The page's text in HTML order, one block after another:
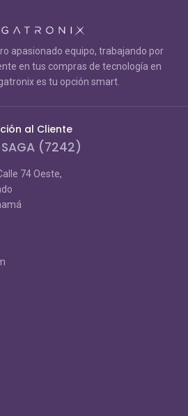
apasionado equipo, trabajando por
en tus compras de tecnología en
es tu opción smart.
al Cliente
(7242)
74 Oeste,